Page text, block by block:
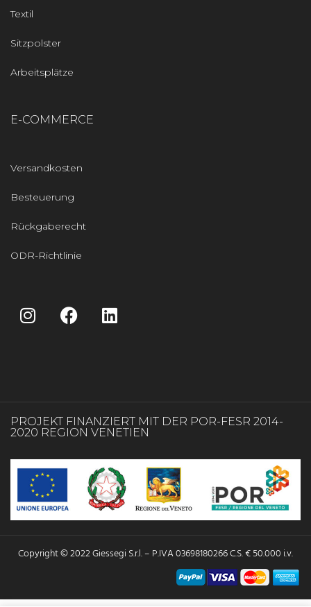
Textil
Sitzpolster
Arbeitsplätze
E-COMMERCE
Versandkosten
Besteuerung
Rückgaberecht
ODR-Richtlinie
PROJEKT FINANZIERT MIT DER POR-FESR 2014-
2020 REGION VENETIEN
Copyright © 2022 Giessegi S.r.l. – P.IVA 03698180266 C.S. € 50.000 i.v.